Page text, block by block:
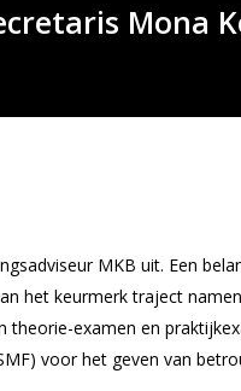
Mona
MKB uit. Een
het keurmerk traject
examen en
voor het geven van